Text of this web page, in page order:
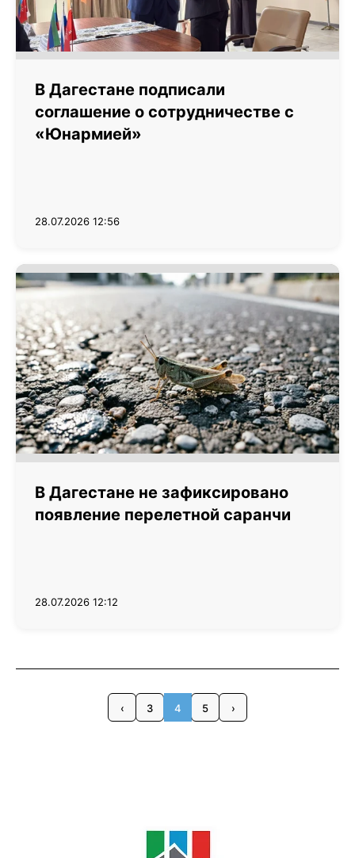
В Дагестане подписали
соглашение о сотрудничестве с
«Юнармией»
28.07.2026 12:56
В Дагестане не зафиксировано
появление перелетной саранчи
28.07.2026 12:12
‹ 3 4 5 ›